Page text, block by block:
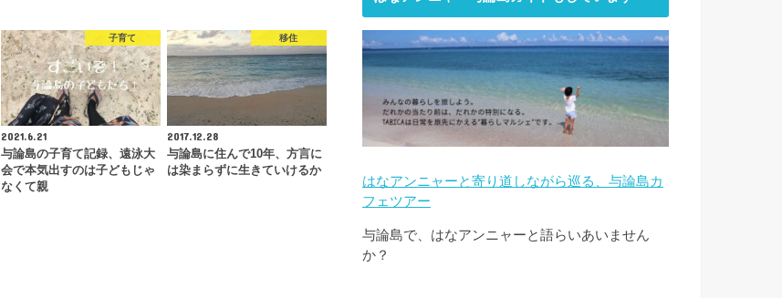
子育て
2021.6.21
与論島の子育て記録、遠泳大
会で本気出すのは子どもじゃ
なくて親
移住
2017.12.28
与論島に住んで10年、方言に
は染まらずに生きていけるか
はなアンニャーと寄り道しながら巡る、与論島カ
フェツアー
与論島で、はなアンニャーと語らいあいません
か？